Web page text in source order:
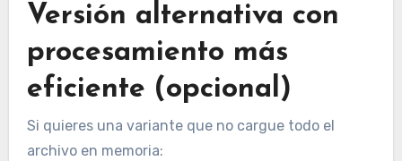
Versión alternativa con
procesamiento más
eficiente (opcional)
Si quieres una variante que no cargue todo el
archivo en memoria: